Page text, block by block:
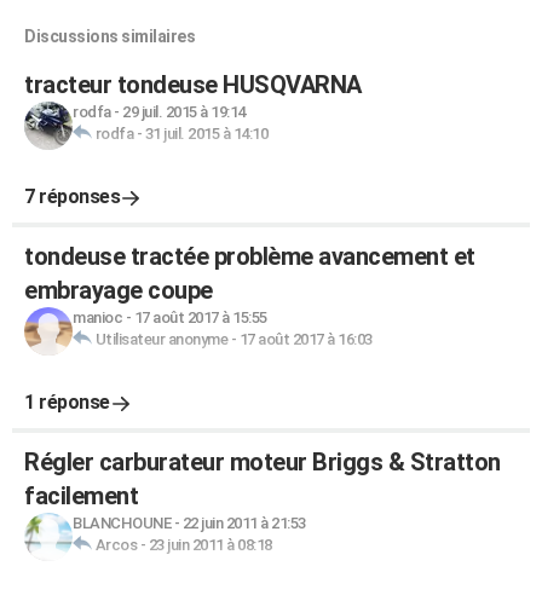
Discussions similaires
tracteur tondeuse HUSQVARNA
rodfa- 29 juil. 2015 à 19:14
rodfa- 31 juil. 2015 à 14:10
7 réponses
tondeuse tractée problème avancement et
embrayage coupe
manioc - 17 août 2017 à 15:55
Utilisateur anonyme- 17 août 2017 à 16:03
1 réponse
Régler carburateur moteur Briggs & Stratton
facilement
BLANCHOUNE- 22 juin 2011 à 21:53
Arcos- 23 juin 2011 à 08:18